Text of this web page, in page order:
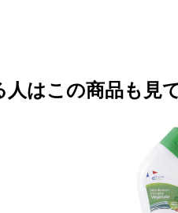
人はこの商品も見